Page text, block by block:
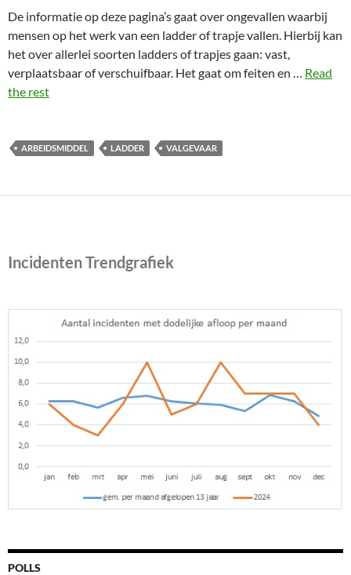
De informatie op deze pagina’s gaat over ongevallen waarbij
mensen op het werk van een ladder of trapje vallen. Hierbij kan
het over allerlei soorten ladders of trapjes gaan: vast,
verplaatsbaar of verschuifbaar. Het gaat om feiten en … Read
the rest
ARBEIDSMIDDEL LADDER VALGEVAAR
Incidenten Trendgrafiek
POLLS